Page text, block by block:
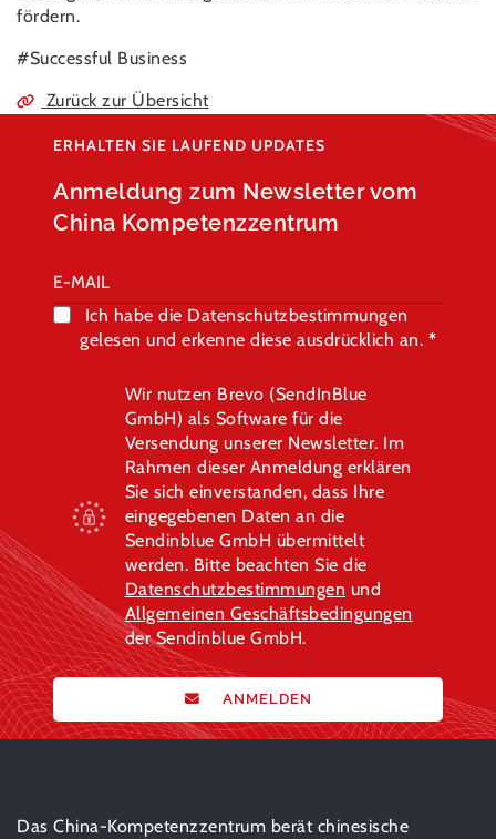
fördern.
#Successful Business
Zurück zur Übersicht
ERHALTEN SIE LAUFEND UPDATES
Anmeldung zum Newsletter vom
China Kompetenzzentrum
Ich habe die Datenschutzbestimmungen
gelesen und erkenne diese ausdrücklich an.
Wir nutzen Brevo (SendInBlue
GmbH) als Software für die
Versendung unserer Newsletter. Im
Rahmen dieser Anmeldung erklären
Sie sich einverstanden, dass Ihre
eingegebenen Daten an die
Sendinblue GmbH übermittelt
werden. Bitte beachten Sie die
Datenschutzbestimmungen und
Allgemeinen Geschäftsbedingungen
der Sendinblue GmbH.
ANMELDEN
Das China-Kompetenzzentrum berät chinesische